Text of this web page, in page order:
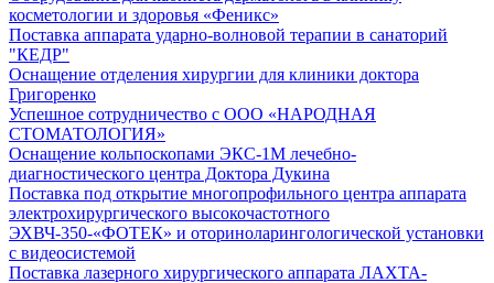
косметологии и здоровья «Феникс»
Поставка аппарата ударно-волновой терапии в санаторий
"КЕДР"
Оснащение отделения хирургии для клиники доктора
Григоренко
Успешное сотрудничество с ООО «НАРОДНАЯ
СТОМАТОЛОГИЯ»
Оснащение кольпоскопами ЭКС-1М лечебно-
диагностического центра Доктора Дукина
Поставка под открытие многопрофильного центра аппарата
электрохирургического высокочастотного
ЭХВЧ-350-«ФОТЕК» и оториноларингологической установки
с видеосистемой
Поставка лазерного хирургического аппарата ЛАХТА-